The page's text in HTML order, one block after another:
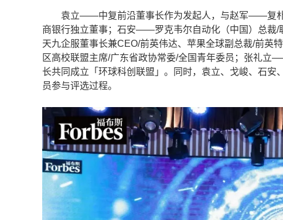
袁立——中复前沿董事长作为发起人，与赵军——复朴
商银行独立董事；石安——罗克韦尔自动化（中国）总裁
天九企服董事长兼CEO/前英伟达、苹果全球副总裁/前
区高校联盟主席/广东省政协常委/全国青年委员；张礼
长共同成立「环球科创联盟」。同时，袁立、戈峻、石
员参与评选过程。